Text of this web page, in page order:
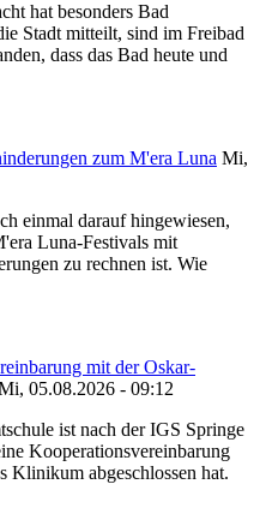
hat besonders Bad
Stadt mitteilt, sind im Freibad
dass das Bad heute und
zum M'era Luna Mi,
einmal darauf hingewiesen,
Luna-Festivals mit
zu rechnen ist. Wie
mit der Oskar-
05.08.2026 - 09:12
ist nach der IGS Springe
Kooperationsvereinbarung
Klinikum abgeschlossen hat.